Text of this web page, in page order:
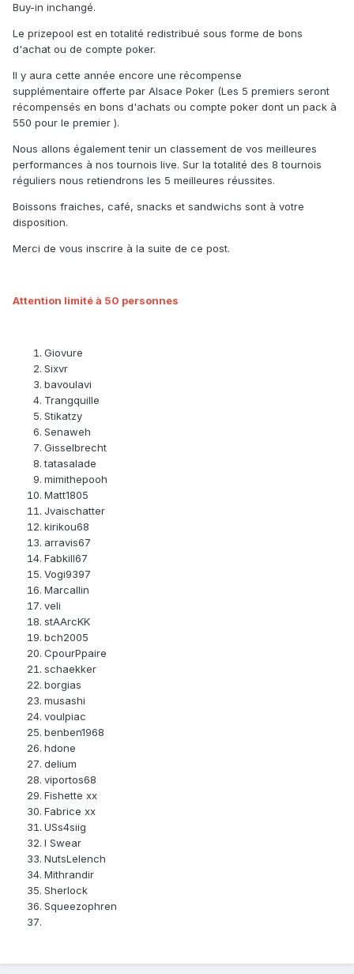
Buy-in inchangé.
Le prizepool est en totalité redistribué sous forme de bons
d'achat ou de compte poker.
Il y aura cette année encore une récompense
supplémentaire offerte par Alsace Poker (Les 5 premiers seront
récompensés en bons d'achats ou compte poker dont un pack à
550 pour le premier ).
Nous allons également tenir un classement de vos meilleures
performances à nos tournois live. Sur la totalité des 8 tournois
réguliers nous retiendrons les 5 meilleures réussites.
Boissons fraiches, café, snacks et sandwichs sont à votre
disposition.
Merci de vous inscrire à la suite de ce post.
Attention limité à 50 personnes
Giovure
Sixvr
bavoulavi
Trangquille
Stikatzy
Senaweh
Gisselbrecht
tatasalade
mimithepooh
Matt1805
Jvaischatter
kirikou68
arravis67
Fabkill67
Vogi9397
Marcallin
veli
stAArcKK
bch2005
CpourPpaire
schaekker
borgias
musashi
voulpiac
benben1968
hdone
delium
viportos68
Fishette xx
Fabrice xx
USs4siig
I Swear
NutsLeIench
Mithrandir
Sherlock
Squeezophren